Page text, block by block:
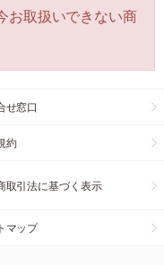
お取扱いできない商
せ窓口
約
取引法に基づく表示
マップ